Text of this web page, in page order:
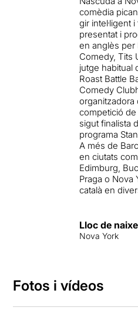
comèdia
gir intel·ligent
presentat i
en anglès per
Comedy, Tits
jutge habitual
Roast Battle
Comedy
organitzadora
competició de
sigut finalista
programa
A més de
en ciutats
Edimburg,
Praga o Nova
català en
Lloc de
Nova York
Fotos i vídeos